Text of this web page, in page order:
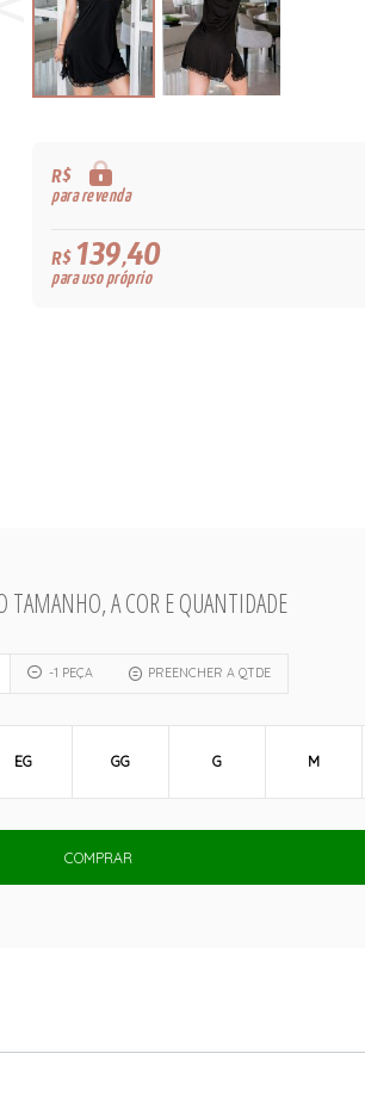
R$
para revenda
R$139,40
para uso próprio
TAMANHO, A COR E QUANTIDADE
-1 PEÇA PREENCHER A QTDE
EG GG G M
COMPRAR